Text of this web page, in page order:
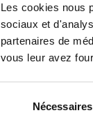
Les cookies nous
sociaux et
partenaires de
vous leur avez
Nécessaires